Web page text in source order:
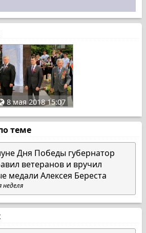
8 мая 2018 15:07
теме
Дня Победы губернатор
ветеранов и вручил
медали Алексея Береста
неделя